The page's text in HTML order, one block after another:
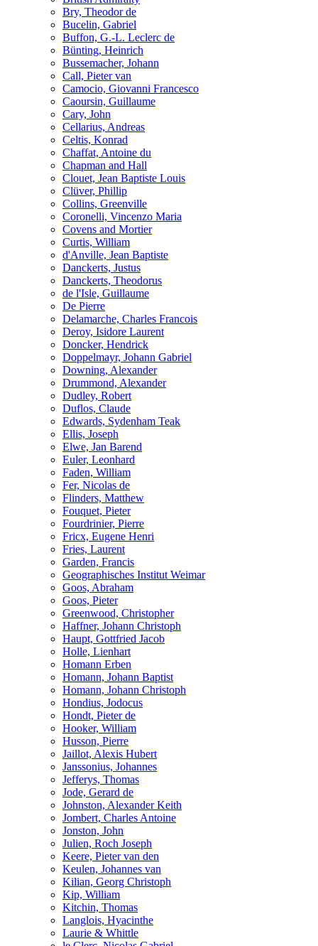
Bry, Theodor de
Bucelin, Gabriel
Buffon, G.-L. Leclerc de
Bünting, Heinrich
Bussemacher, Johann
Call, Pieter van
Camocio, Giovanni Francesco
Caoursin, Guillaume
Cary, John
Cellarius, Andreas
Celtis, Konrad
Chaffat, Antoine du
Chapman and Hall
Clouet, Jean Baptiste Louis
Clüver, Phillip
Collins, Greenville
Coronelli, Vincenzo Maria
Covens and Mortier
Curtis, William
d'Anville, Jean Baptiste
Danckerts, Justus
Danckerts, Theodorus
de l'Isle, Guillaume
De Pierre
Delamarche, Charles Francois
Deroy, Isidore Laurent
Doncker, Hendrick
Doppelmayr, Johann Gabriel
Downing, Alexander
Drummond, Alexander
Dudley, Robert
Duflos, Claude
Edwards, Sydenham Teak
Ellis, Joseph
Elwe, Jan Barend
Euler, Leonhard
Faden, William
Fer, Nicolas de
Flinders, Matthew
Fouquet, Pieter
Fourdrinier, Pierre
Fricx, Eugene Henri
Fries, Laurent
Garden, Francis
Geographisches Institut Weimar
Goos, Abraham
Goos, Pieter
Greenwood, Christopher
Haffner, Johann Christoph
Haupt, Gottfried Jacob
Holle, Lienhart
Homann Erben
Homann, Johann Baptist
Homann, Johann Christoph
Hondius, Jodocus
Hondt, Pieter de
Hooker, William
Husson, Pierre
Jaillot, Alexis Hubert
Janssonius, Johannes
Jefferys, Thomas
Jode, Gerard de
Johnston, Alexander Keith
Jombert, Charles Antoine
Jonston, John
Julien, Roch Joseph
Keere, Pieter van den
Keulen, Johannes van
Kilian, Georg Christoph
Kip, William
Kitchin, Thomas
Langlois, Hyacinthe
Laurie & Whittle